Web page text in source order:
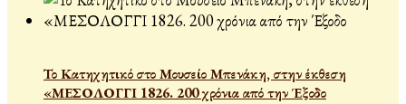
Το Κατηχητικό στο Μουσείο Μπενάκη, στην έκθεση
«ΜΕΣΟΛΟΓΓΙ 1826. 200 χρόνια από την Έξοδο